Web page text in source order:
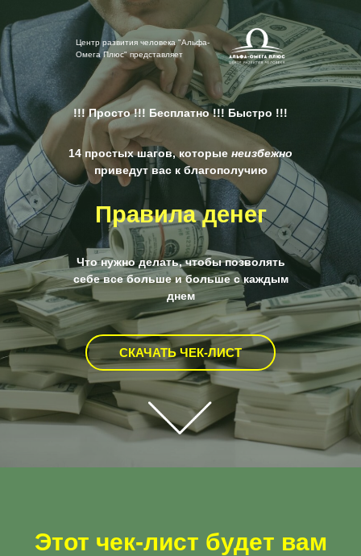
Правила денег
СКАЧАТЬ ЧЕК-ЛИСТ
Центр развития человека "Альфа-
Омега Плюс" представляет
Что нужно делать, чтобы позволять
себе все больше и больше с каждым
днем
14 простых шагов, которые неизбежно
приведут вас к благополучию
!!! Просто !!! Бесплатно !!! Быстро !!!
Этот чек-лист будет вам